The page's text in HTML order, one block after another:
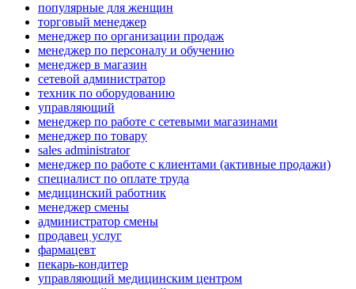
популярные для женщин
торговый менеджер
менеджер по организации продаж
менеджер по персоналу и обучению
менеджер в магазин
сетевой администратор
техник по оборудованию
управляющий
менеджер по работе с сетевыми магазинами
менеджер по товару
sales administrator
менеджер по работе с клиентами (активные продажи)
специалист по оплате труда
медицинский работник
менеджер смены
администратор смены
продавец услуг
фармацевт
пекарь-кондитер
управляющий медицинским центром